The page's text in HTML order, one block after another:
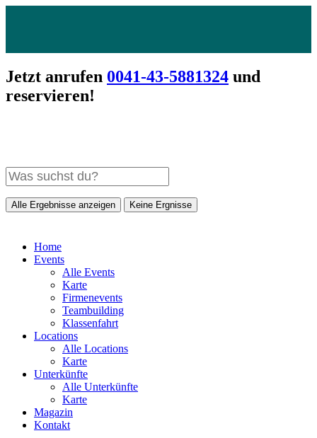
Jetzt anrufen 0041-43-5881324 und
reservieren!
Alle Ergebnisse anzeigen Keine Ergnisse
Home
Events
Alle Events
Karte
Firmenevents
Teambuilding
Klassenfahrt
Locations
Alle Locations
Karte
Unterkünfte
Alle Unterkünfte
Karte
Magazin
Kontakt